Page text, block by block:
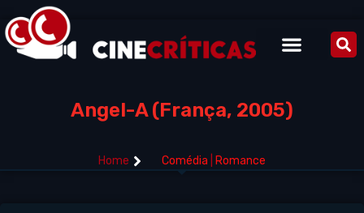
Angel-A (França, 2005)
Home Comédia Romance